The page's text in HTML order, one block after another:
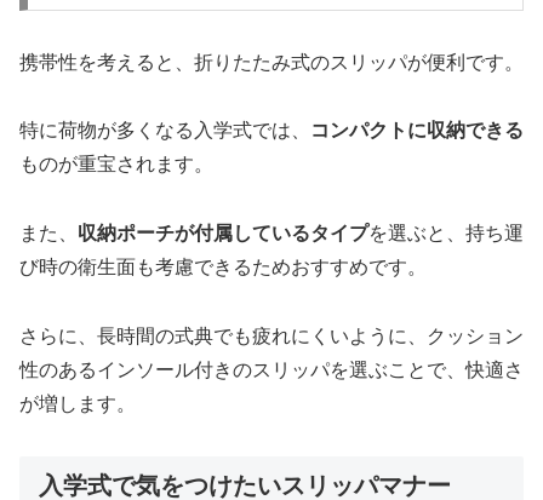
携帯性を考えると、折りたたみ式のスリッパが便利です。
特に荷物が多くなる入学式では、
コンパクトに収納できる
ものが重宝されます。
また、 収納ポーチが付属しているタイプを選ぶと、持ち運
び時の衛生面も考慮できるためおすすめです。
さらに、長時間の式典でも疲れにくいように、クッション
性のあるインソール付きのスリッパを選ぶことで、快適さ
が増します。
入学式で気をつけたいスリッパマナー